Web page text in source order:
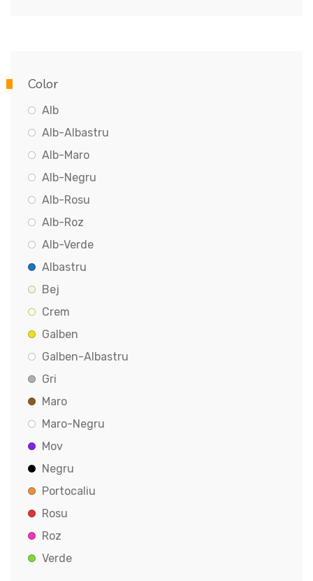
Color
Alb
Alb-Albastru
Alb-Maro
Alb-Negru
Alb-Rosu
Alb-Roz
Alb-Verde
Albastru
Bej
Crem
Galben
Galben-Albastru
Gri
Maro
Maro-Negru
Mov
Negru
Portocaliu
Rosu
Roz
Verde